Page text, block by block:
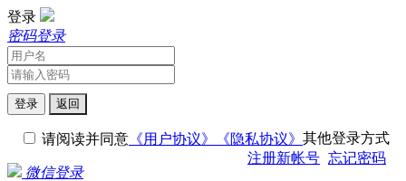
登录
密码登录
登录 返回
请阅读并同意 《用户协议》
《隐私协议》
注册新帐号 忘记密码
其他登录方式
微信登录